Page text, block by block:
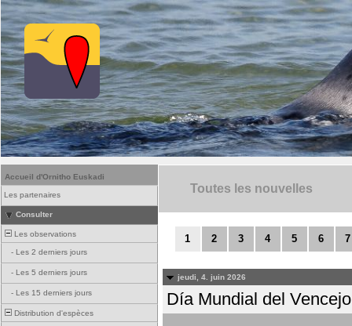
Accueil d'Ornitho Euskadi
Les partenaires
Consulter
Les observations
- Les 2 derniers jours
- Les 5 derniers jours
- Les 15 derniers jours
Distribution d'espèces
Toutes les nouvelles
1 2 3 4 5 6 7
jeudi, 4. juin 2026
Día Mundial del